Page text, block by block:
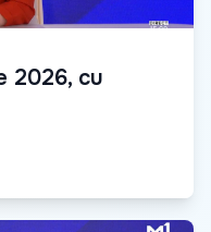
2026, cu